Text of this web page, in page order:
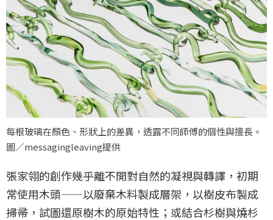
每根玻璃在顏色、形狀上的差異，透露不同師傅的個性與擅長。
圖／messagingleaving提供
張家翎的創作幾乎離不開對自然的凝視與轉譯，初期
常使用木頭——以廢棄木料製成層架，以樹皮布製成
掃帚，試圖還原樹木的原始特性；或結合杉樹與燒杉